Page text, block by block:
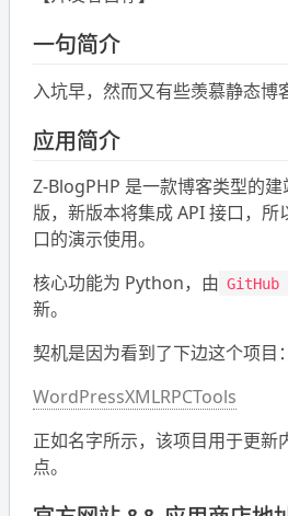
一句简介
入坑早，然而又有些羡慕静态博
应用简介
Z-BlogPHP 是一款博客类型的
版，新版本将集成 API 接口，
口的演示使用。
核心功能为 Python，由 GitHub
新。
契机是因为看到了下边这个项目：
WordPressXMLRPCTools
正如名字所示，该项目用于更
点。